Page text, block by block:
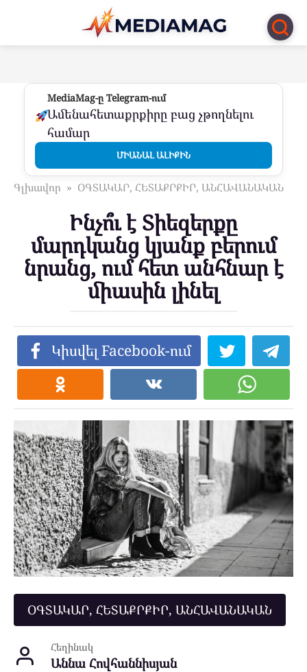
Перейти
контенту
MediaMag-ը Telegram-ում
Ամենահետաքրքիրը բաց չթողնելու
համար
ՄԻԱՆԱԼ ԱԼԻՔԻՆ
Գլխավոր » ՕԳՏԱԿԱՐ, ՀԵՏԱՔՐՔԻՐ, ԱՆՀԱՎԱՆԱԿԱՆ
Ինչո՞ւ է Տիեզերքը
մարդկանց կյանք բերում
նրանց, ում հետ անհնար է
միասին լինել
Կիսվել Facebook-ում
ՕԳՏԱԿԱՐ, ՀԵՏԱՔՐՔԻՐ, ԱՆՀԱՎԱՆԱԿԱՆ
Հեղինակ
Աննա Հովհաննիսյան